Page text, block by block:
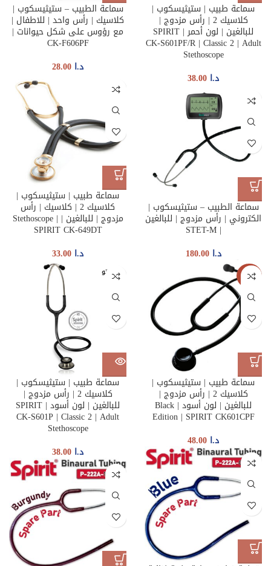
سماعة طبيب | ستيثيسكوب |
كلاسيك 2 | رأس مزدوج |
للبالغين | لون أحمر | SPIRIT
CK-S601PF/R | Classic 2 | Adult
Stethoscope
د.ا 38.00
سماعة الطبيب – ستيثيسكوب |
كلاسيك | رأس واحد | للاطفال |
مع رؤوس على شكل حيوانات |
CK-F606PF
د.ا 28.00
سماعة طبيب | ستيثيسكوب |
كلاسيك 2 | كلاسيك | رأس
مزدوج | للبالغين | Stethoscope |
SPIRIT CK-649DT
د.ا 33.00
سماعة الطبيب – ستيثيسكوب |
الكتروني | رأس مزدوج | للبالغين
| STET-M
د.ا 180.00
جديدنا
سماعة طبيب | ستيثيسكوب |
كلاسيك 2 | رأس مزدوج |
للبالغين | لون أسود | Black
Edition | SPIRIT CK601CPF
د.ا 48.00
غير متو
فر
سماعة طبيب | ستيثيسكوب |
كلاسيك 2 | رأس مزدوج |
للبالغين | لون أسود | SPIRIT
CK-S601P | Classic 2 | Adult
Stethoscope
د.ا 38.00